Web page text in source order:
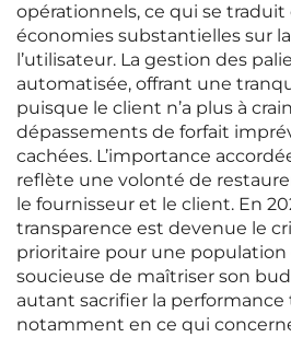
opérationnels, ce qui se
économies substantielles sur
l’utilisateur. La gestion des
automatisée, offrant une
puisque le client n’a plus à
dépassements de forfait
cachées. L’importance
reflète une volonté de
le fournisseur et le client. En
transparence est devenue le
prioritaire pour une population
soucieuse de maîtriser son
autant sacrifier la
notamment en ce qui